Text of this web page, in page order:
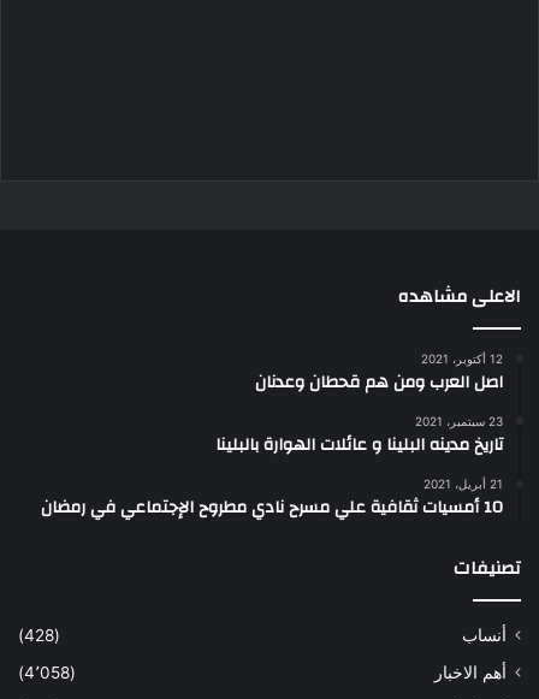
الاعلى مشاهده
12 أكتوبر، 2021
اصل العرب ومن هم قحطان وعدنان
23 سبتمبر، 2021
تاريخ مدينه البلينا و عائلات الهوارة بالبلينا
21 أبريل، 2021
10 أمسيات ثقافية علي مسرح نادي مطروح الإجتماعي في رمضان
تصنيفات
أنساب
(428)
أهم الاخبار
(4٬058)